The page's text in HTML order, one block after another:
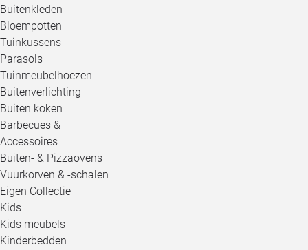
Buitenkleden
Bloempotten
Tuinkussens
Parasols
Tuinmeubelhoezen
Buitenverlichting
Buiten koken
Barbecues &
Accessoires
Buiten- & Pizzaovens
Vuurkorven & -schalen
Eigen Collectie
Kids
Kids meubels
Kinderbedden